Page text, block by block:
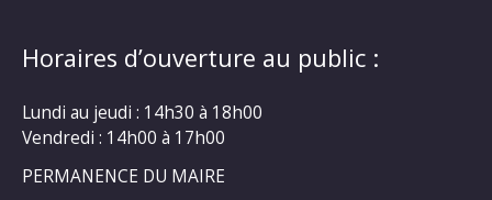
Horaires d’ouverture au public :
Lundi au jeudi : 14h30 à 18h00
Vendredi : 14h00 à 17h00
PERMANENCE DU MAIRE